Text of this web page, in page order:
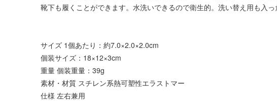
靴下も履くことができます。水洗いできるので衛生的。洗い替え用も入っ
サイズ 1個あたり：約7.0×2.0×2.0cm
個装サイズ：18×12×3cm
重量 個装重量：39g
素材・材質 スチレン系熱可塑性エラストマー
仕様 左右兼用